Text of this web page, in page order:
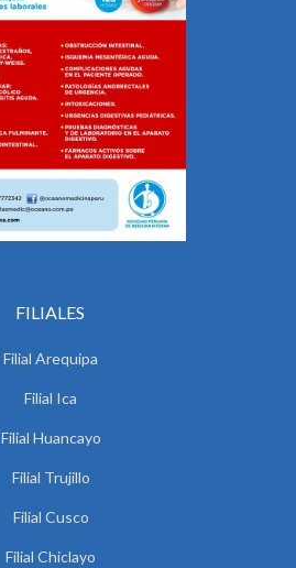
FILIALES
Filial Arequipa
Filial Ica
Filial Huancayo
Filial Trujillo
Filial Cusco
Filial Chiclayo